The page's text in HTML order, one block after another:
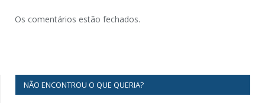
Os comentários estão fechados.
NÃO ENCONTROU O QUE QUERIA?